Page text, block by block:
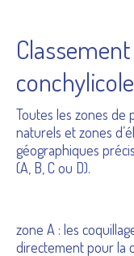
Toutes les zones de
naturels et zones
géographiques
(A, B, C ou D).
zone A : les
directement pour la